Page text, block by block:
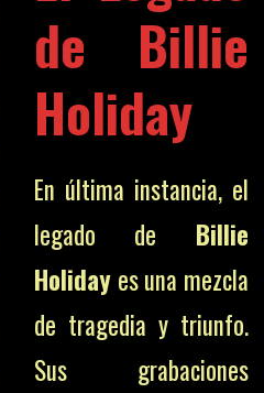
de Billie
Holiday
En última instancia, el
legado de Billie
Holidayes una mezcla
de tragedia y triunfo.
Sus grabaciones